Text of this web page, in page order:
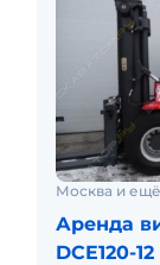
Москва и
Аренда
DCE120-12